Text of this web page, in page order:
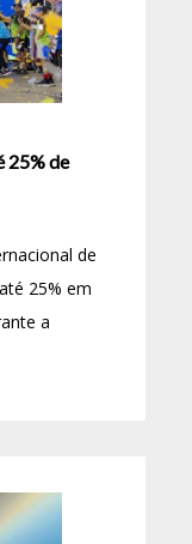
25% de
de
25% em
a